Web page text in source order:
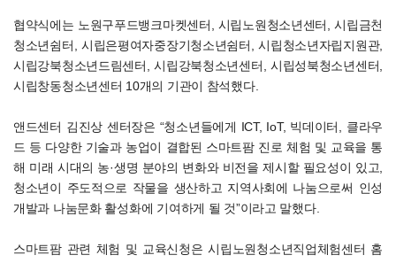
협약식에는 노원구푸드뱅크마켓센터, 시립노원청소년센터, 시립금천
청소년쉼터, 시립은평여자중장기청소년쉼터, 시립청소년자립지원관,
시립강북청소년드림센터, 시립강북청소년센터, 시립성북청소년센터,
시립창동청소년센터 10개의 기관이 참석했다.
앤드센터 김진상 센터장은 “청소년들에게 ICT, IoT, 빅데이터, 클라우
드 등 다양한 기술과 농업이 결합된 스마트팜 진로 체험 및 교육을 통
해 미래 시대의 농·생명 분야의 변화와 비전을 제시할 필요성이 있고,
청소년이 주도적으로 작물을 생산하고 지역사회에 나눔으로써 인성
개발과 나눔문화 활성화에 기여하게 될 것”이라고 말했다.
스마트팜 관련 체험 및 교육신청은 시립노원청소년직업체험센터 홈